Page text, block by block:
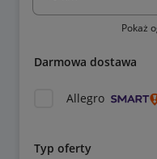
Pokaż
Darmowa dostawa
Allegro
Typ oferty